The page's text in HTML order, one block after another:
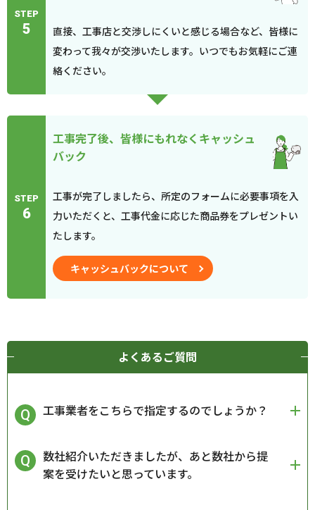
STEP
5
直接、工事店と交渉しにくいと感じる場合など、皆様に
変わって我々が交渉いたします。いつでもお気軽にご連
絡ください。
STEP
6
工事完了後、皆様にもれなくキャッシュ
バック
工事が完了しましたら、所定のフォームに必要事項を入
力いただくと、工事代金に応じた商品券をプレゼントい
たします。
キャッシュバックについて
よくあるご質問
工事業者をこちらで指定するのでしょうか？
数社紹介いただきましたが、あと数社から提
案を受けたいと思っています。